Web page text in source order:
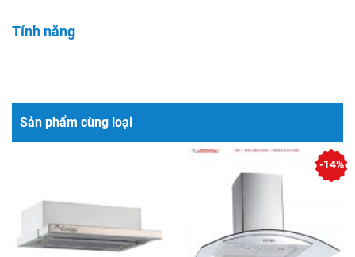
Tính năng
Sản phẩm cùng loại
-14%